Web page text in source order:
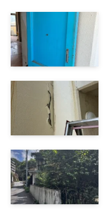
ト
ピ
ッ
ク
ス
を
更
中！